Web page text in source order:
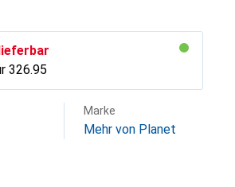
CHF
326.95
Marke
Mehr von Planet